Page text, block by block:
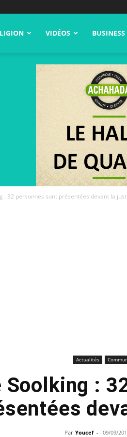
VIDÉOS BUSINESS
: 32 personnes sont présentées devant la
Actualités
:
Par Youcef - 09/09/